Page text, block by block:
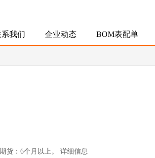
我们 企业动态 BOM表配单
货：6个月以上。 详细信息